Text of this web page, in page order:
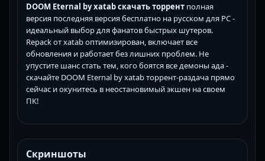
DOOM Eternal by xatab скачать торрент полная
версия последняя версия бесплатно на русском для PC -
идеальный выбор для фанатов быстрых шутеров.
Repack от xatab оптимизирован, включает все
обновления и работает без лишних проблем. Не
упустите шанс стать тем, кого боятся все демоны ада -
скачайте DOOM Eternal by xatab торрент-раздача прямо
сейчас и окунитесь в неостановимый экшен на своем
ПК!
Скриншоты